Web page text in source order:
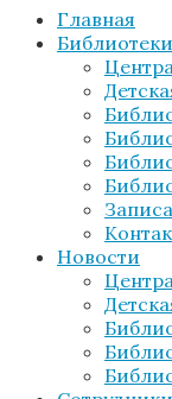
Главная
Библиотеки
Новости